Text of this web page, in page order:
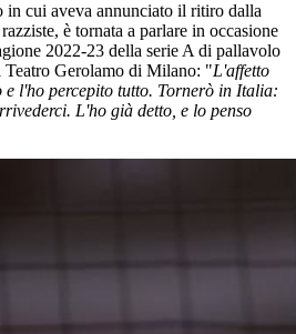
in cui aveva annunciato il ritiro dalla
è tornata a parlare in occasione
2022-23 della serie A di pallavolo
Teatro Gerolamo di Milano: "L'affetto
e l'ho percepito tutto. Tornerò in Italia:
L'ho già detto, e lo penso